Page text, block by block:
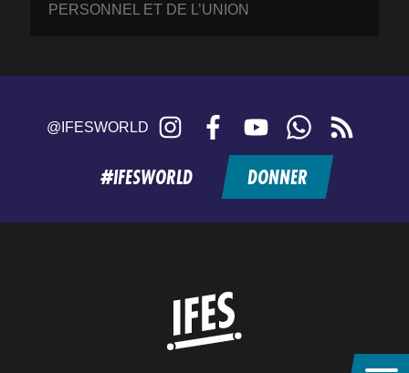
PERSONNEL ET DE L’UNION
@IFESWORLD Instagram FacebookYouTubeWhatsApp
feed
#IFESWORLD DONNER